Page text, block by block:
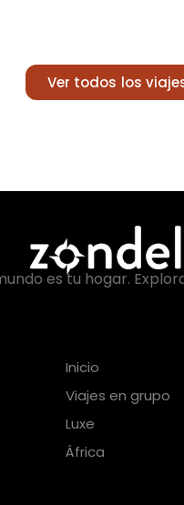
Ver todos los
es tu hogar.
Inicio
Viajes en grupo
Luxe
África